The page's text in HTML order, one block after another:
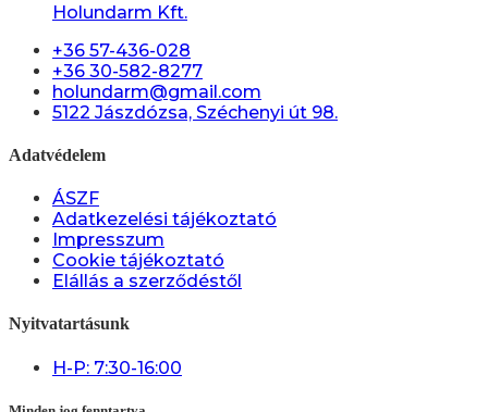
Holundarm Kft.
+36 57-436-028
+36 30-582-8277
holundarm@gmail.com
5122 Jászdózsa, Széchenyi út 98.
Adatvédelem
ÁSZF
Adatkezelési tájékoztató
Impresszum
Cookie tájékoztató
Elállás a szerződéstől
Nyitvatartásunk
H-P: 7:30-16:00